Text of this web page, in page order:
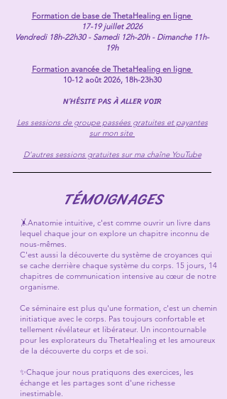
Formation de base de ThetaHealing en ligne
17-19 juillet 2026
Vendredi 18h-22h30 - Samedi 12h-20h - Dimanche 11h-
19h
Formation avancée de ThetaHealing en ligne
10-12 août 2026, 18h-23h30
N’HÉSITE PAS À ALLER VOIR
Les sessions de groupe passées gratuites et payantes
sur mon site
D'autres sessions gratuites sur ma chaîne YouTube
TÉMOIGNAGES
🤸Anatomie intuitive, c'est comme ouvrir un livre dans
lequel chaque jour on explore un chapitre inconnu de
nous-mêmes.
C'est aussi la découverte du système de croyances qui
se cache derrière chaque système du corps. 15 jours, 14
chapitres de communication intensive au cœur de notre
organisme.
Ce séminaire est plus qu'une formation, c'est un chemin
initiatique avec le corps. Pas toujours confortable et
tellement révélateur et libérateur. Un incontournable
pour les explorateurs du ThetaHealing et les amoureux
de la découverte du corps et de soi.
✨Chaque jour nous pratiquons des exercices, les
échange et les partages sont d'une richesse
inestimable.